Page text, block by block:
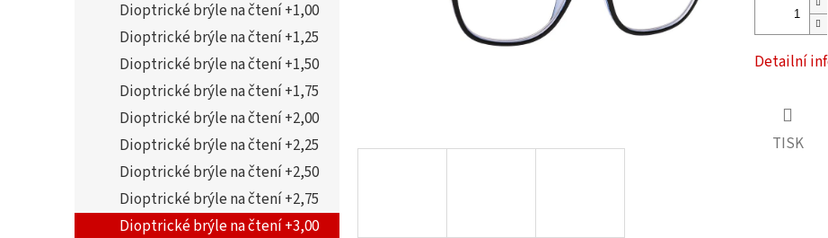
Dioptrické brýle na čtení +1,00
Dioptrické brýle na čtení +1,25
Dioptrické brýle na čtení +1,50
Dioptrické brýle na čtení +1,75
Dioptrické brýle na čtení +2,00
Dioptrické brýle na čtení +2,25
Dioptrické brýle na čtení +2,50
Dioptrické brýle na čtení +2,75
Dioptrické brýle na čtení +3,00
Detailní
TISK